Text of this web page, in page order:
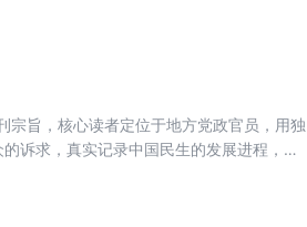
宗旨，核心读者定位于地方党政官员，用独
诉求，真实记录中国民生的发展进程，力